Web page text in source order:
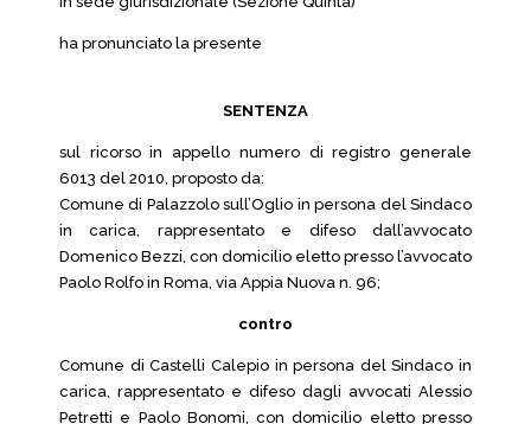
ha pronunciato la presente
SENTENZA
sul ricorso in appello numero di registro generale
6013 del 2010, proposto da:
Comune di Palazzolo sull’Oglio in persona del Sindaco
in carica, rappresentato e difeso dall’avvocato
Domenico Bezzi, con domicilio eletto presso l’avvocato
Paolo Rolfo in Roma, via Appia Nuova n. 96;
contro
Comune di Castelli Calepio in persona del Sindaco in
carica, rappresentato e difeso dagli avvocati Alessio
Petretti e Paolo Bonomi, con domicilio eletto presso